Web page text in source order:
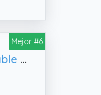
Mejor #6
Acomoda Textil – Hamaca Plegable con Respaldo Reclinable y Cojín Integrado para Jardín, Estable y de Fácil Almacenaje Ideal para Exterior (Rosa)